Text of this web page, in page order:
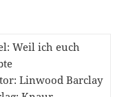
Weil ich euch
Linwood Barclay